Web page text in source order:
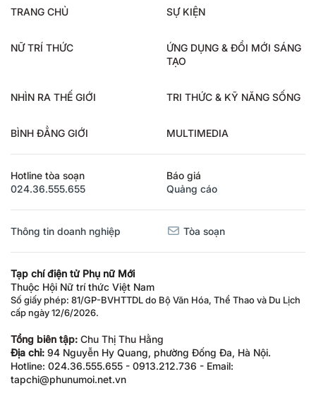
TRANG CHỦ SỰ KIỆN
NỮ TRÍ THỨC
ỨNG DỤNG & ĐỔI MỚI SÁNG
TẠO
NHÌN RA THẾ GIỚI TRI THỨC & KỸ NĂNG SỐNG
BÌNH ĐẲNG GIỚI MULTIMEDIA
Hotline tòa soạn
024.36.555.655
Báo giá
Quảng cáo
Thông tin doanh nghiệp Tòa soạn
Tạp chí điện tử Phụ nữ Mới
Thuộc Hội Nữ trí thức Việt Nam
Số giấy phép: 81/GP-BVHTTDL do Bộ Văn Hóa, Thể Thao và Du Lịch
cấp ngày 12/6/2026.
Tổng biên tập: Chu Thị Thu Hằng
Địa chỉ: 94 Nguyễn Hy Quang, phường Đống Đa, Hà Nội.
Hotline: 024.36.555.655 - 0913.212.736 - Email:
tapchi@phunumoi.net.vn